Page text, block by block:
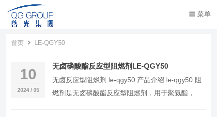
菜单
首页 LE-QGY50
10
2024 / 05
无卤磷酸酯反应型阻燃剂LE-QGY50
无卤反应型阻燃剂 le-qgy50 产品介绍 le-qgy50 阻
燃剂是无卤磷酸酯反应型阻燃剂，用于聚氨酯，丙